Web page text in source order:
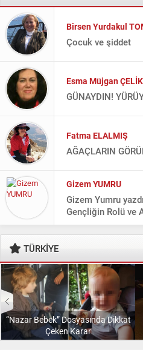
Birsen Yurdakul
Çocuk ve şiddet
Esma Müjgan
GÜNAYDIN!
Fatma ELALMIŞ
AĞAÇLARIN
Gizem YUMRU
Gizem Yumru
Gençliğin Rolü ve
SENLE SEVDA
Hasan KARABULUT
Hasan Karabulut
TÜRKİYE
“Nazar Bebek” Dosyasında Dikkat
Çeken Karar